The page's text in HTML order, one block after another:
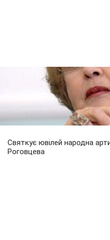
Святкує ювілей народна
Роговцева